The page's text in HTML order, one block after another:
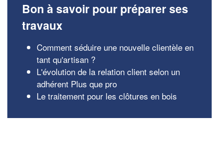
Bon à savoir pour préparer ses
travaux
Comment séduire une nouvelle clientèle en
tant qu'artisan ?
L'évolution de la relation client selon un
adhérent Plus que pro
Le traitement pour les clôtures en bois